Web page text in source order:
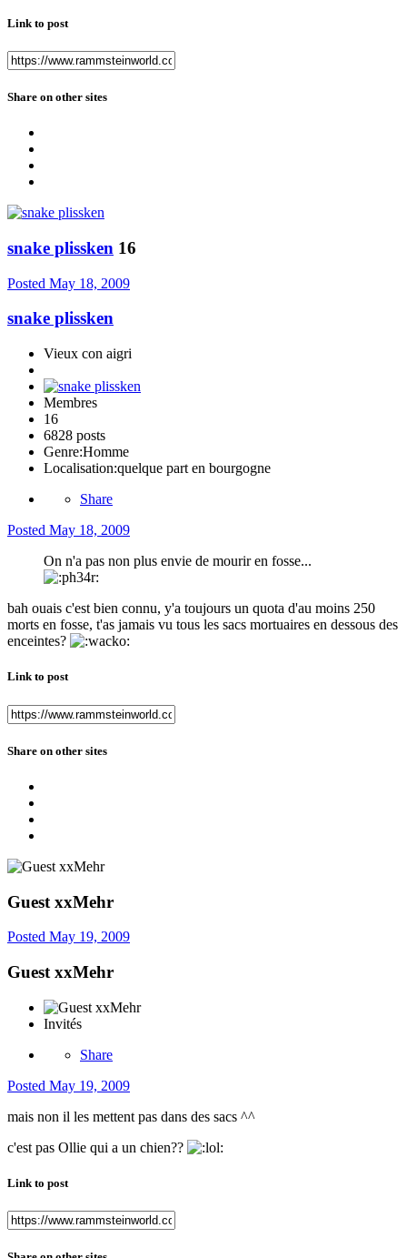
Link to post
Share on other sites
snake plissken 16
Posted May 18, 2009
snake plissken
Vieux con aigri
Membres
16
6828 posts
Genre:Homme
Localisation:quelque part en bourgogne
Share
Posted May 18, 2009
On n'a pas non plus envie de mourir en fosse...
bah ouais c'est bien connu, y'a toujours un quota d'au moins 250
morts en fosse, t'as jamais vu tous les sacs mortuaires en dessous des
enceintes?
Link to post
Share on other sites
Guest xxMehr
Posted May 19, 2009
Guest xxMehr
Invités
Share
Posted May 19, 2009
mais non il les mettent pas dans des sacs ^^
c'est pas Ollie qui a un chien??
Link to post